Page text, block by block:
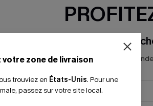
votre zone de livraison
trouviez en États-Unis. Pour une
passez sur votre site local.
-15% dès 2
*Un code par